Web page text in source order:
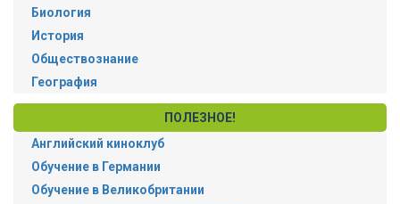
Биология
История
Обществознание
География
ПОЛЕЗНОЕ!
Английский киноклуб
Обучение в Германии
Обучение в Великобритании